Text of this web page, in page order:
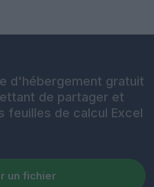
d'hébergement gratuit
de partager et
feuilles de calcul Excel
un fichier